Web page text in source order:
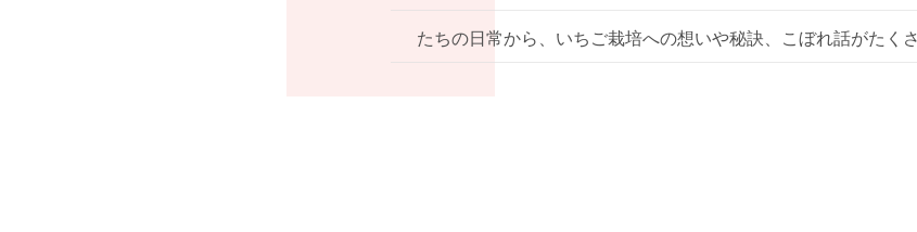
たちの日常から、いちご栽培への想いや秘訣、こぼれ話がたく